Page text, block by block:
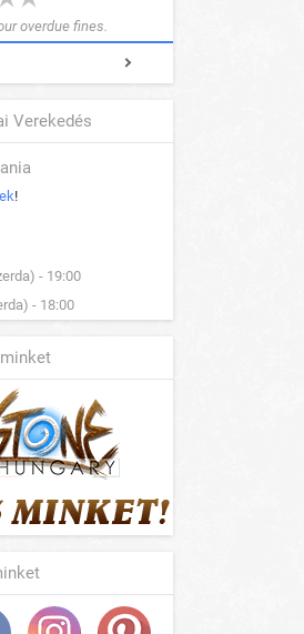
overdue fines.
Verekedés
!
- 19:00
- 18:00